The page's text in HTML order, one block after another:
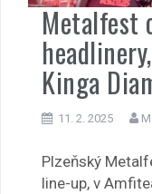
Metalfest
Kinga
11. 2. 2025
Plzeňský
line-up, v